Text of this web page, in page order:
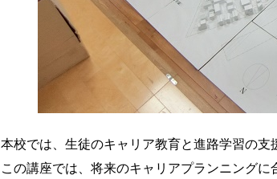
本校では、生徒のキャリア教育と進路学習の支
この講座では、将来のキャリアプランニング